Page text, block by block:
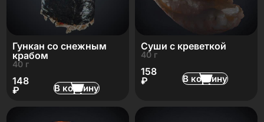
Гункан со снежным
крабом
40 г
148
₽
В корзину
Суши с креветкой
40 г
158
₽
В корзину